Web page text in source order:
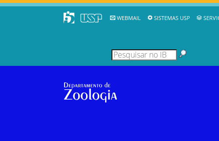
WEBMAIL SISTEMAS USP